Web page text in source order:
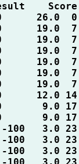
26.0
19.0
19.0
19.0
19.0
19.0
19.0
12.0
9.0
9.0
3.0
3.0
3.0